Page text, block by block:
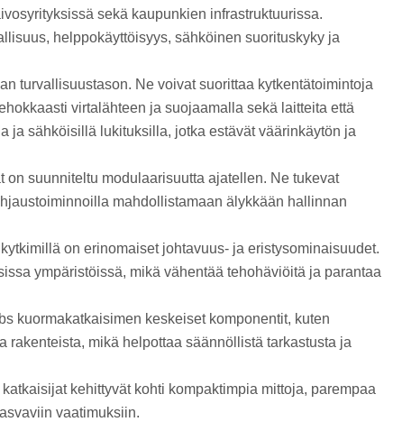
sekä kaupunkien infrastruktuurissa.
helppokäyttöisyys, sähköinen suorituskyky ja
turvallisuustason. Ne voivat suorittaa kytkentätoimintoja
virtalähteen ja suojaamalla sekä laitteita että
ja sähköisillä lukituksilla, jotka estävät väärinkäytön ja
suunniteltu modulaarisuutta ajatellen. Ne tukevat
mahdollistamaan älykkään hallinnan
on erinomaiset johtavuus- ja eristysominaisuudet.
ympäristöissä, mikä vähentää tehohäviöitä ja parantaa
kuormakatkaisimen keskeiset komponentit, kuten
rakenteista, mikä helpottaa säännöllistä tarkastusta ja
kehittyvät kohti kompaktimpia mittoja, parempaa
vaatimuksiin.